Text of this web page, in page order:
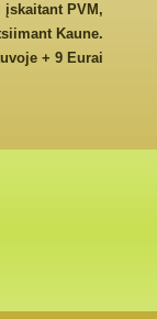
įskaitant PVM,
Kaune.
+ 9 Eurai